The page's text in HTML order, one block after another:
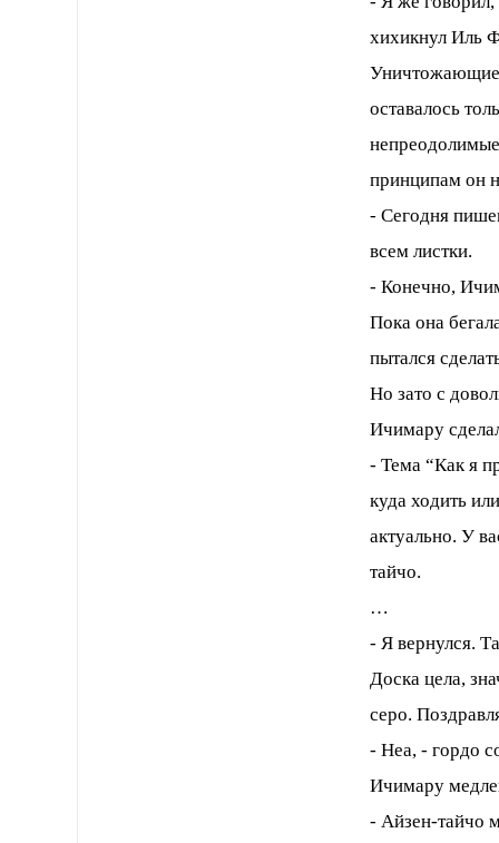
хихикнул Иль
Уничтожающие
оставалось
непреодолимые
принципам он
- Сегодня
всем листки.
- Конечно,
Пока она
пытался
Но зато с
Ичимару
- Тема “Как я
куда ходить
актуально. У
тайчо.
…
- Я вернулся.
Доска цела,
серо.
- Неа, - гордо
Ичимару
- Айзен-тайчо